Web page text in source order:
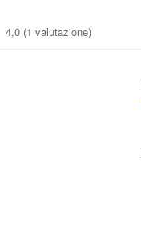
4,0 (1 valutazione)